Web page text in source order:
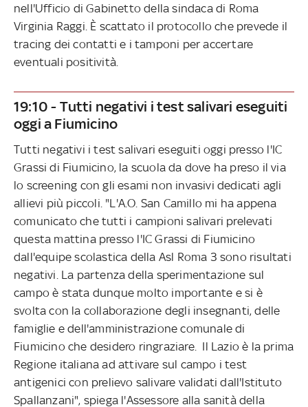
nell'Ufficio di Gabinetto della sindaca di Roma
Virginia Raggi. È scattato il protocollo che prevede il
tracing dei contatti e i tamponi per accertare
eventuali positività.
19:10 - Tutti negativi i test salivari eseguiti
oggi a Fiumicino
Tutti negativi i test salivari eseguiti oggi presso l'IC
Grassi di Fiumicino, la scuola da dove ha preso il via
lo screening con gli esami non invasivi dedicati agli
allievi più piccoli. "L'A.O. San Camillo mi ha appena
comunicato che tutti i campioni salivari prelevati
questa mattina presso l'IC Grassi di Fiumicino
dall'equipe scolastica della Asl Roma 3 sono risultati
negativi. La partenza della sperimentazione sul
campo è stata dunque molto importante e si è
svolta con la collaborazione degli insegnanti, delle
famiglie e dell'amministrazione comunale di
Fiumicino che desidero ringraziare. Il Lazio è la prima
Regione italiana ad attivare sul campo i test
antigenici con prelievo salivare validati dall'Istituto
Spallanzani", spiega l'Assessore alla sanità della